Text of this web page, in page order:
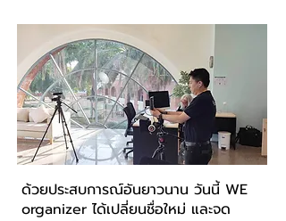
ด้วยประสบการณ์อันยาวนาน วันนี้ WE
organizer ได้เปลี่ยนชื่อใหม่ และจด